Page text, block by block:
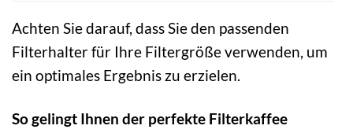
Achten Sie darauf, dass Sie den passenden
Filterhalter für Ihre Filtergröße verwenden, um
ein optimales Ergebnis zu erzielen.
So gelingt Ihnen der perfekte Filterkaffee